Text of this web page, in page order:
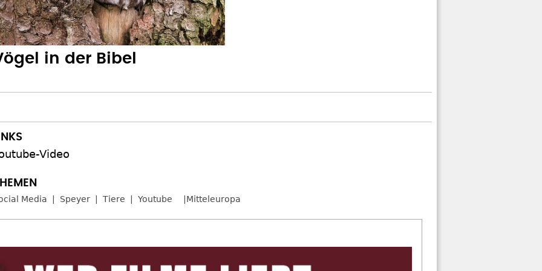
in der Bibel
Video
Media Speyer Tiere Youtube Mitteleuropa